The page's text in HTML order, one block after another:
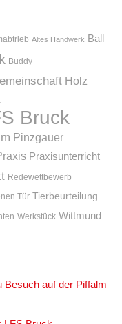
Altes Handwerk Ball
Buddy
Holz
Bruck
Pinzgauer
Praxisunterricht
Redewettbewerb
Tür Tierbeurteilung
Werkstück Wittmund
Besuch auf der Piffalm